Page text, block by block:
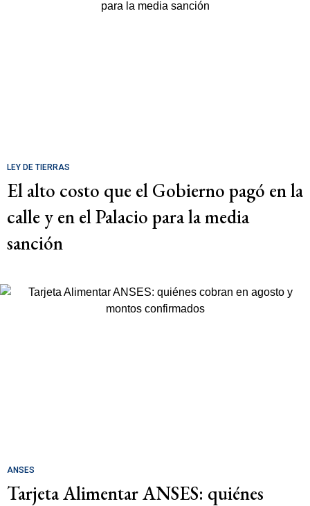
LEY DE TIERRAS
El alto costo que el Gobierno pagó en la
calle y en el Palacio para la media
sanción
ANSES
Tarjeta Alimentar ANSES: quiénes